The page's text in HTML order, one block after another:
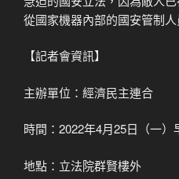
從國家機器內部的國安管制人
【記者會資訊】
主辦單位：經濟民主連合
時間：2022年4月25日（一）
地點：立法院群賢樓外